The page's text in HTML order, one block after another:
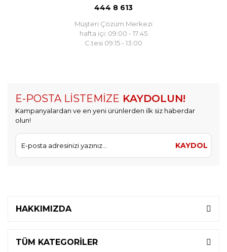
444 8 613
Müşteri Çözüm Merkezi
hafta içi: 09:00 - 17:45
C.tesi 09:15 - 13:00
E-POSTA LİSTEMİZE KAYDOLUN!
Kampanyalardan ve en yeni ürünlerden ilk siz haberdar
olun!
KAYDOL
HAKKIMIZDA
TÜM KATEGORİLER